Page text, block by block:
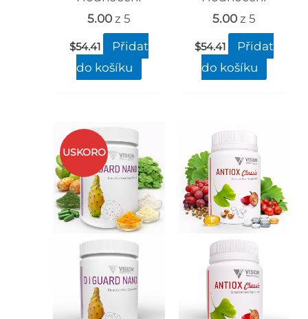
5.00z 5
$54.41
Přidat
do košíku
5.00 z 5
$54.41
Přidat
do košíku
USKORO